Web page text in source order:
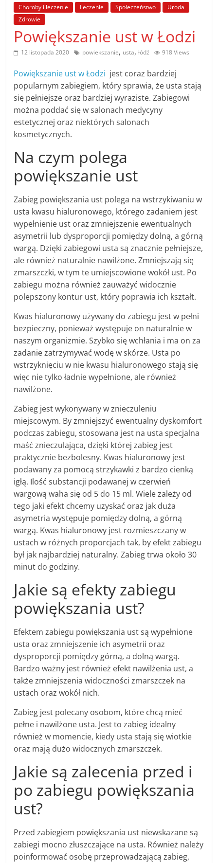
poradniki.
Porady
praktyczne
porady
wskazówki
poradniki
na
każdy
temat
Choroby i leczenie Leczenie Społeczeństwo
Uroda
Zdrowie
Powiększanie ust w Łodzi
12 listopada 2020 powiekszanie, usta,łódź 918 Views
Powiększanie ust w Łodzi jest coraz bardziej
popularnym zabiegiem, który sprawia, że usta stają
się pełniejsze oraz bardziej wyraziste. Zabiegowi
można poddać się w salonach medycyny
estetycznej oraz niektórych salonach
kosmetycznych.
Na czym polega
powiększanie ust
Zabieg powiększania ust polega na wstrzykiwaniu w
usta kwasu hialuronowego, którego zadaniem jest
wypełnienie ust oraz zmniejszenie ewentualnych
asymetrii lub dysproporcji pomiędzy dolną, a górną
wargą. Dzięki zabiegowi usta są znacznie pełniejsze,
ale również naturalnie nawilżone. Zmniejszają się
zmarszczki, w tym te umiejscowione wokół ust. Po
zabiegu można również zauważyć widocznie
polepszony kontur ust, który poprawia ich kształt.
Kwas hialuronowy używany do zabiegu jest w pełni
bezpieczny, ponieważ występuje on naturalnie w
naszym organizmie. Szybko się wchłania i ma on za
zadanie zatrzymywać wodę w skórze. Usta po
wstrzyknięciu w nie kwasu hialuronowego stają się
więc nie tylko ładnie wypełnione, ale również
nawilżone.
Zabieg jest wykonywany w znieczuleniu
miejscowym. By zmniejszyć ewentualny dyskomfort
podczas zabiegu, stosowana jest na usta specjalna
maść znieczulająca, dzięki której zabieg jest
praktycznie bezbolesny. Kwas hialuronowy jest
podawany za pomocą strzykawki z bardzo cienką
igłą. Ilość substancji podawanej w czerwień
wargową waha się od 5 do 15 ml. Wiele zależy od
tego jaki efekt chcemy uzyskać oraz jak duża
asymetria występuje pomiędzy dolną, a górną
wargą. Kwas hialuronowy jest rozmieszczany w
ustach w różnych proporcjach tak, by efekt zabiegu
był jak najbardziej naturalny. Zabieg trwa około 30
minut do godziny.
Jakie są efekty zabiegu
powiększania ust?
Efektem zabiegu powiększania ust są wypełnione
usta oraz zmniejszenie ich asymetrii oraz
dysproporcji pomiędzy górną, a dolną wargą.
Bardzo ważny jest również efekt nawilżenia ust, a
także zmniejszenia widoczności zmarszczek na
ustach oraz wokół nich.
Zabieg jest polecany osobom, które chcą mieć
pełne i nawilżone usta. Jest to zabieg idealny
również w momencie, kiedy usta stają się wiotkie
oraz mają dużo widocznych zmarszczek.
Jakie są zalecenia przed i
po zabiegu powiększania
ust?
Przed zabiegiem powiększania ust niewskazane są
zabiegi mocno złuszczające na usta. Również należy
poinformować osobę przeprowadzającą zabieg,